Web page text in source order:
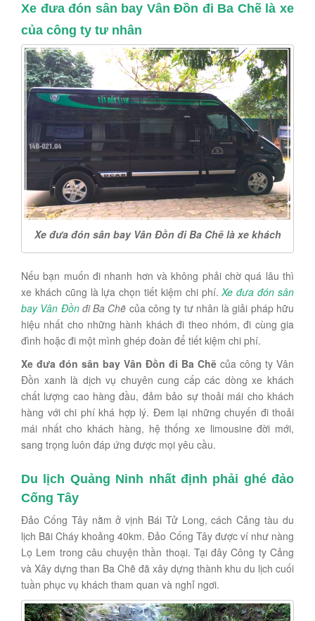
Xe đưa đón sân bay Vân Đồn đi Ba Chẽ là xe
của công ty tư nhân
Xe đưa đón sân bay Vân Đồn đi Ba Chẽ là xe khách
Nếu bạn muốn đi nhanh hơn và không phải chờ quá lâu thì
xe khách cũng là lựa chọn tiết kiệm chi phí.Xe đưa đón sân
bay Vân Đồnđi Ba Chẽ của công ty tư nhân là giải pháp hữu
hiệu nhất cho những hành khách đi theo nhóm, đi cùng gia
đình hoặc đi một mình ghép đoàn để tiết kiệm chi phí.
Xe đưa đón sân bay Vân Đồn đi Ba Chẽ của công ty Vân
Đồn xanh là dịch vụ chuyên cung cấp các dòng xe khách
chất lượng cao hàng đầu, đảm bảo sự thoải mái cho khách
hàng với chi phí khá hợp lý. Đem lại những chuyến đi thoải
mái nhất cho khách hàng, hệ thống xe limousine đời mới,
sang trọng luôn đáp ứng được mọi yêu cầu.
Du lịch Quảng Ninh nhất định phải ghé đảo
Cống Tây
Đảo Cống Tây nằm ở vịnh Bái Tử Long, cách Cảng tàu du
lịch Bãi Cháy khoảng 40km. Đảo Cống Tây được ví như nàng
Lọ Lem trong câu chuyện thần thoại. Tại đây Công ty Cảng
và Xây dựng than Ba Chẽ đã xây dựng thành khu du lịch cuối
tuần phục vụ khách tham quan và nghỉ ngơi.